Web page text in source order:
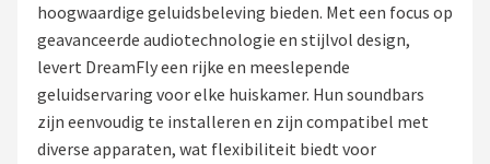
Muziekstijlen
Sonos
JBL
hoogwaardige geluidsbeleving bieden. Met een focus op
geavanceerde audiotechnologie en stijlvol design,
levert DreamFly een rijke en meeslepende
geluidservaring voor elke huiskamer. Hun soundbars
zijn eenvoudig te installeren en zijn compatibel met
diverse apparaten, wat flexibiliteit biedt voor